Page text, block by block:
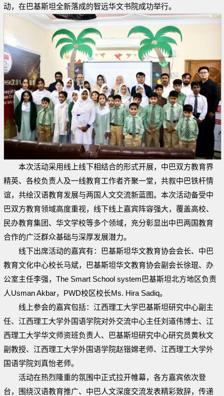
动，在巴基斯坦全新落成的智远华文书院成功举行。
本次活动采用线上线下相结合的形式开展，中巴双方教育界
精英、各校负责人及一线教育工作者齐聚一堂，共叙中巴铁杆情
谊，共绘汉语教育发展与两国人文交流新蓝图。本次活动备受中
巴双方教育领域高度重视，线下线上嘉宾阵容强大，覆盖高校、
民办教育集团、华文学校等多个领域，充分彰显出中巴两国教育
合作的广泛群众基础与深厚发展潜力。
线下出席活动的嘉宾有：巴基斯坦华文教育协会会长、中巴
教育文化中心校长马斌，巴基斯坦华文教育协会副会长徐琨、办
公室主任李强，The Smart School system巴基斯坦北方地区负责
人Usman Akbar，PWD校区校长Ms. Hira Sadiq。
线上参会的嘉宾包括：江西理工大学巴基斯坦研究中心副主
任、江西理工大学外国语学院对外交流中心主任刘道伟博士、江
西理工大学华文师资班负责人、巴基斯坦研究中心研究员黄秋文
副教授、江西理工大学外国语学院赵锴嫦老师、江西理工大学外
国语学院刘真怡老师。
活动在热烈隆重的氛围中正式拉开帷幕，各方嘉宾依次登
台，围绕汉语教育推广、中巴人文深度交流发表精彩致辞，传递